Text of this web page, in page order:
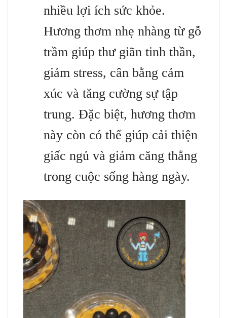
nhiều lợi ích sức khỏe.
Hương thơm nhẹ nhàng từ gỗ
trầm giúp thư giãn tinh thần,
giảm stress, cân bằng cảm
xúc và tăng cường sự tập
trung. Đặc biệt, hương thơm
này còn có thể giúp cải thiện
giấc ngủ và giảm căng thẳng
trong cuộc sống hàng ngày.